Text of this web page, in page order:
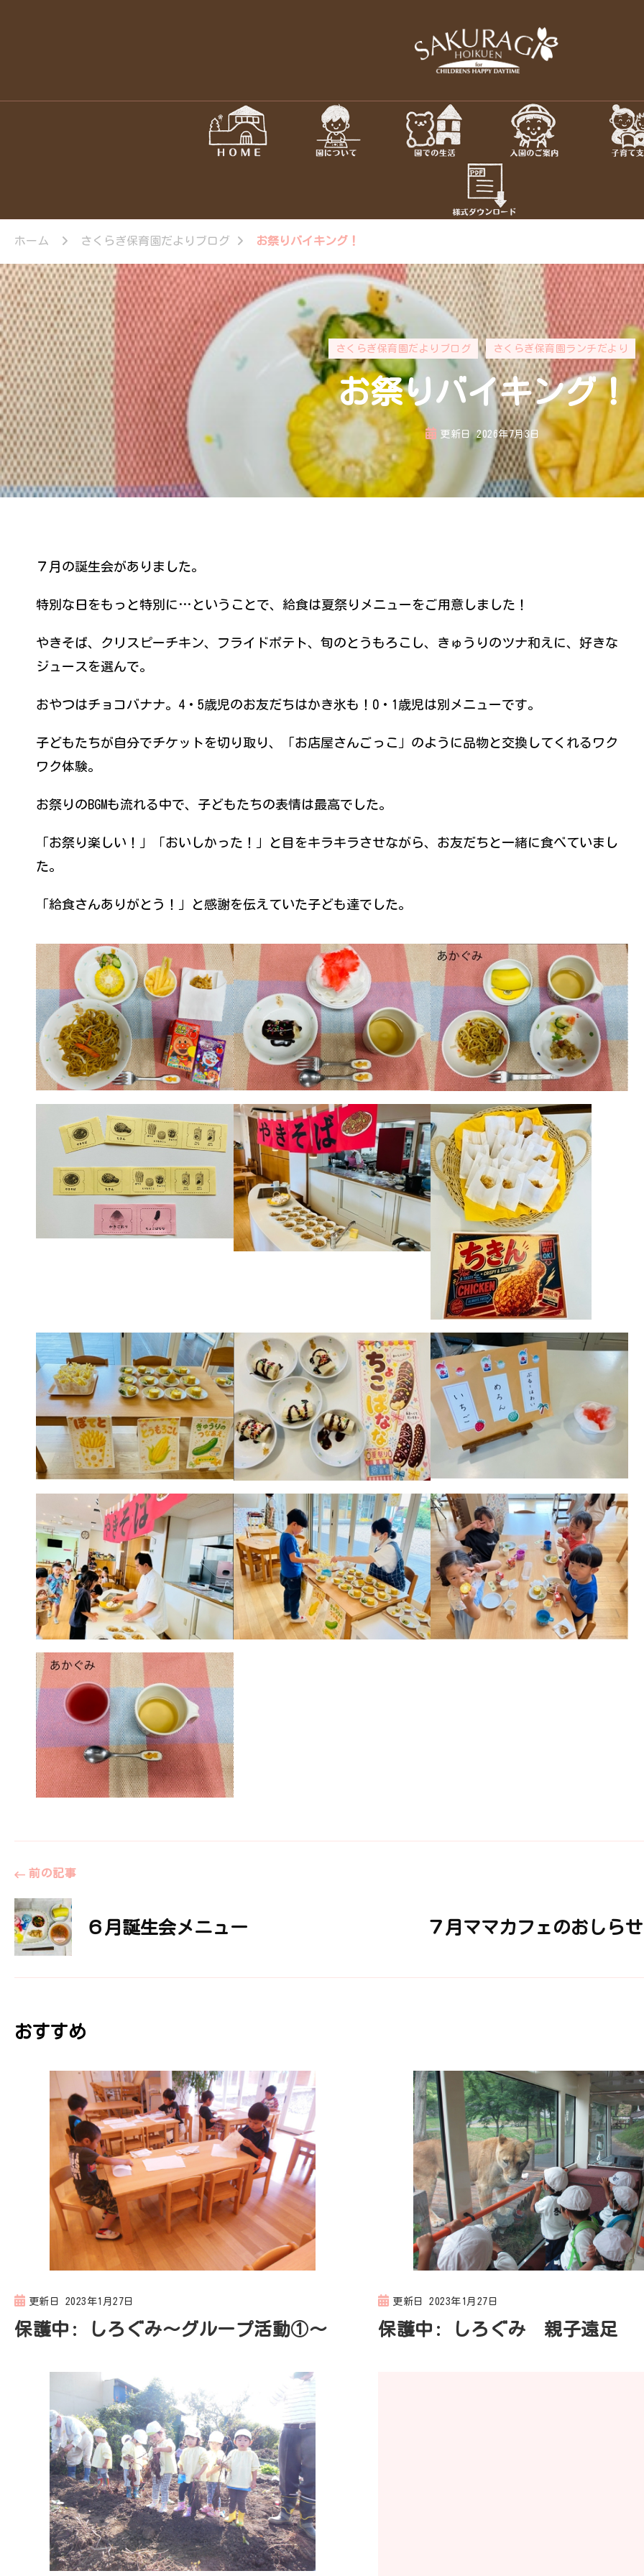
保育園・東京
児教室 · 園のいち日 · 年間
ちろん私達大人も認められ
さ
ホーム さくらぎ保育園だよりブログ お祭りバイキング！
さくらぎ保育園だよりブログ さくらぎ保育園ランチだより
お祭りバイキング！
更新日2026年7月3日
７月の誕生会がありました。
特別な日をもっと特別に…ということで、給食は夏祭りメニューをご用意しました！
やきそば、クリスピーチキン、フライドポテト、旬のとうもろこし、きゅうりのツナ和えに、好きな
ジュースを選んで。
おやつはチョコバナナ。4・5歳児のお友だちはかき氷も！0・1歳児は別メニューです。
子どもたちが自分でチケットを切り取り、「お店屋さんごっこ」のように品物と交換してくれるワク
ワク体験。
お祭りのBGMも流れる中で、子どもたちの表情は最高でした。
「お祭り楽しい！」「おいしかった！」と目をキラキラさせながら、お友だちと一緒に食べていまし
た。
「給食さんありがとう！」と感謝を伝えていた子ども達でした。
投
稿
ナ
ビ
前の記事
６月誕生会メニュー ７月ママカフェのおしらせ
おすすめ
更新日 2023年1月27日
保護中: しろぐみ～グループ活動①～
更新日2023年1月27日
保護中: しろぐみ 親子遠足